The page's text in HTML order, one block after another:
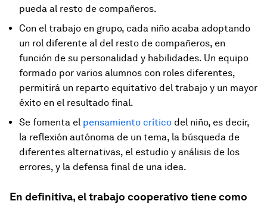
pueda al resto de compañeros.
Con el trabajo en grupo, cada niño acaba adoptando
un rol diferente al del resto de compañeros, en
función de su personalidad y habilidades. Un equipo
formado por varios alumnos con roles diferentes,
permitirá un reparto equitativo del trabajo y un mayor
éxito en el resultado final.
Se fomenta el pensamiento crítico del niño, es decir,
la reflexión autónoma de un tema, la búsqueda de
diferentes alternativas, el estudio y análisis de los
errores, y la defensa final de una idea.
En definitiva, el trabajo cooperativo tiene como